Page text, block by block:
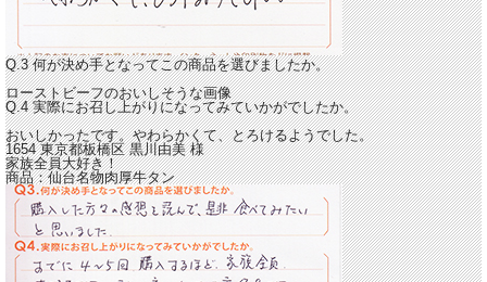
Q.3 何が決め手となってこの商品を選びましたか。
ローストビーフのおいしそうな画像
Q.4 実際にお召し上がりになってみていかがでしたか。
おいしかったです。やわらかくて、とろけるようでした。
1654 東京都板橋区黒川由美様
家族全員大好き！
商品：仙台名物肉厚牛タン